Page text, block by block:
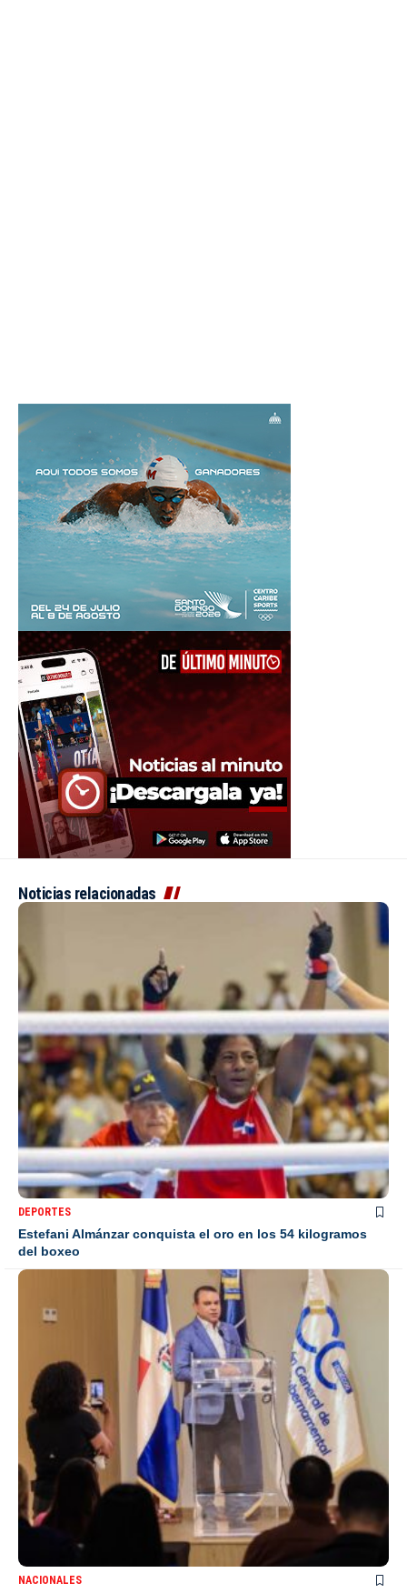
Noticias relacionadas
DEPORTES
Estefani Almánzar conquista el oro en los 54 kilogramos
del boxeo
NACIONALES